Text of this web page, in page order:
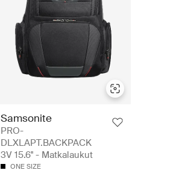
Samsonite
PRO-
DLXLAPT.BACKPACK
3V 15.6'' - Matkalaukut
ONE SIZE